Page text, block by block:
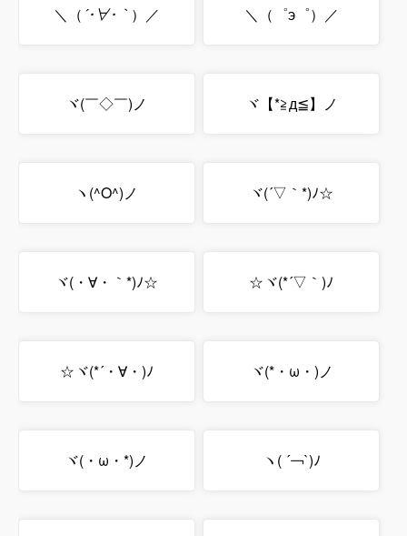
＼（ ´･∀･｀ ）／ ＼（゜э゜）／
ヾ(￣◇￣)ノ ヾ【*≧д≦】ノ
ヽ(^O^)ノ ヾ(´▽｀*)ﾉ☆
ヾ(・∀・｀*)ﾉ☆ ☆ヾ(*´▽｀)ﾉ
☆ヾ(*´・∀・)ﾉ ヾ(*・ω・)ノ
ヾ(・ω・*)ノ ヽ( ´￢`)ﾉ